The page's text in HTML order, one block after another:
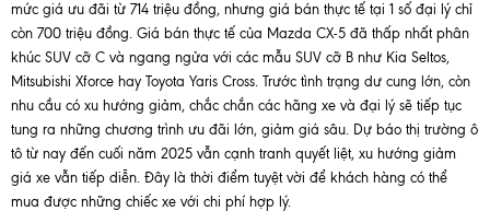
mức giá ưu đãi từ 714 triệu đồng, nhưng giá bán thực tế tại 1 số đại lý chỉ
còn 700 triệu đồng. Giá bán thực tế của Mazda CX-5 đã thấp nhất phân
khúc SUV cỡ C và ngang ngửa với các mẫu SUV cỡ B như Kia Seltos,
Mitsubishi Xforce hay Toyota Yaris Cross. Trước tình trạng dư cung lớn, còn
nhu cầu có xu hướng giảm, chắc chắn các hãng xe và đại lý sẽ tiếp tục
tung ra những chương trình ưu đãi lớn, giảm giá sâu. Dự báo thị trường ô
tô từ nay đến cuối năm 2025 vẫn cạnh tranh quyết liệt, xu hướng giảm
giá xe vẫn tiếp diễn. Đây là thời điểm tuyệt vời để khách hàng có thể
mua được những chiếc xe với chi phí hợp lý.